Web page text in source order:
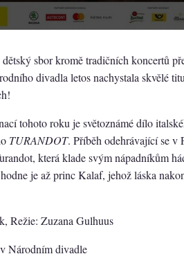
sbor kromě tradičních koncertů
divadla letos nachystala skvělé
tohoto roku je světoznámé dílo
TURANDOT. Příběh odehrávající se v
která klade svým nápadníkům
je až princ Kalaf, jehož láska
Režie: Zuzana Gulhuus
Národním divadle